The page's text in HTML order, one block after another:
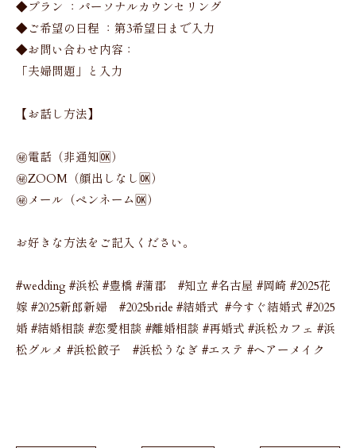
◆プラン ：パーソナルカウンセリング
◆ご希望の日程 ：第3希望日まで入力
◆お問い合わせ内容：
「夫婦問題」と入力
【お話し方法】
㊙️電話（非通知🆗）
㊙️ZOOM（顔出しなし🆗）
㊙️メール（ペンネーム🆗）
お好きな方法をご記入ください。
#wedding #浜松 #豊橋 #蒲郡 #知立 #名古屋 #岡崎 #2025花
嫁 #2025新郎新婦 #2025bride #結婚式 #今すぐ結婚式 #2025
婚 #結婚相談 #恋愛相談 #離婚相談 #再婚式 #浜松カフェ #浜
松グルメ #浜松餃子 #浜松うなぎ #エステ #ヘアーメイク